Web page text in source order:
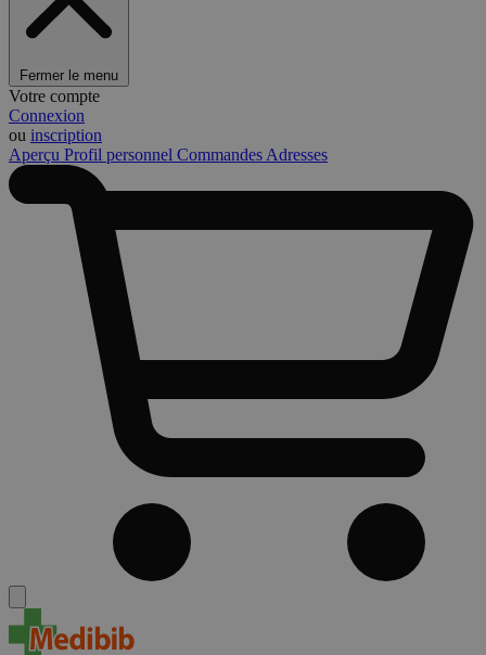
Fermer le menu
Votre compte
Connexion
ou inscription
Aperçu Profil personnel Commandes Adresses